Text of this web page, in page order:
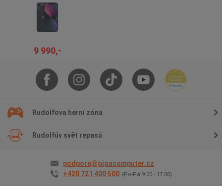
9 990,-
Rudolfova herní zóna
Rudolfův svět repasů
podpora@gigacomputer.cz
+420 721 400 500 (Po-Pá 9.00 - 17.00)